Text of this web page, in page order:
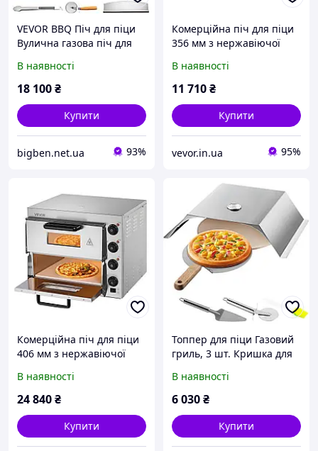
VEVOR BBQ Піч для піци
Вулична газова піч для
Дров'яна піч Кам'яна піч
Піч для піци PP 33813
В наявності
18 100₴
Купити
bigben.net.ua 93%
Комерційна піч для піци
356 мм з нержавіючої
Vevor 713248
В наявності
11 710₴
Купити
vevor.in.ua 95%
Комерційна піч для піци
406 мм з нержавіючої
Vevor 713249
В наявності
24 840₴
Купити
Топпер для піци Газовий
гриль, 3 шт. Кришка для
на вугіллі Піч для піци,
50-300 Нержавіюча сталь
В наявності
6 030₴
Купити